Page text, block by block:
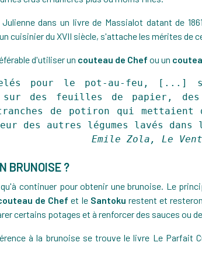
dans un livre de Massialot datant de
cuisinier du XVII siècle, s'attache les mérites de
d'utiliser un couteau de Chef ou un
pour le pot-au-feu, [...]
des feuilles de papier,
de potiron qui mettaient
des autres légumes lavés dans
Emile Zola, Le
BRUNOISE ?
continuer pour obtenir une brunoise. Le
de Chef et le Santoku restent et
certains potages et à renforcer des sauces ou
à la brunoise se trouve le livre Le Parfait